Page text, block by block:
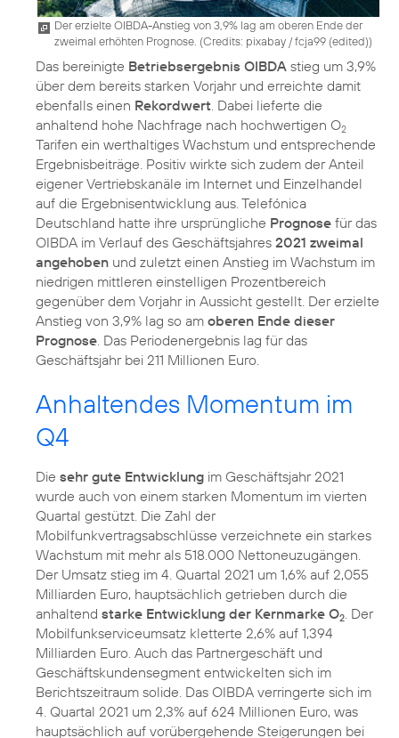
Der erzielte OIBDA-Anstieg von 3,9% lag am oberen Ende der
zweimal erhöhten Prognose. (Credits: pixabay / fcja99 (edited))
Das bereinigte Betriebsergebnis OIBDA stieg um 3,9%
über dem bereits starken Vorjahr und erreichte damit
ebenfalls einen Rekordwert. Dabei lieferte die
anhaltend hohe Nachfrage nach hochwertigen O2
Tarifen ein werthaltiges Wachstum und entsprechende
Ergebnisbeiträge. Positiv wirkte sich zudem der Anteil
eigener Vertriebskanäle im Internet und Einzelhandel
auf die Ergebnisentwicklung aus. Telefónica
Deutschland hatte ihre ursprüngliche Prognose für das
OIBDA im Verlauf des Geschäftsjahres 2021 zweimal
angehoben und zuletzt einen Anstieg im Wachstum im
niedrigen mittleren einstelligen Prozentbereich
gegenüber dem Vorjahr in Aussicht gestellt. Der erzielte
Anstieg von 3,9% lag so am oberen Ende dieser
Prognose. Das Periodenergebnis lag für das
Geschäftsjahr bei 211 Millionen Euro.
Anhaltendes Momentum im
Q4
Die sehr gute Entwicklung im Geschäftsjahr 2021
wurde auch von einem starken Momentum im vierten
Quartal gestützt. Die Zahl der
Mobilfunkvertragsabschlüsse verzeichnete ein starkes
Wachstum mit mehr als 518.000 Nettoneuzugängen.
Der Umsatz stieg im 4. Quartal 2021 um 1,6% auf 2,055
Milliarden Euro, hauptsächlich getrieben durch die
anhaltend starke Entwicklung der Kernmarke O2. Der
Mobilfunkserviceumsatz kletterte 2,6% auf 1,394
Milliarden Euro. Auch das Partnergeschäft und
Geschäftskundensegment entwickelten sich im
Berichtszeitraum solide. Das OIBDA verringerte sich im
4. Quartal 2021 um 2,3% auf 624 Millionen Euro, was
hauptsächlich auf vorübergehende Steigerungen bei